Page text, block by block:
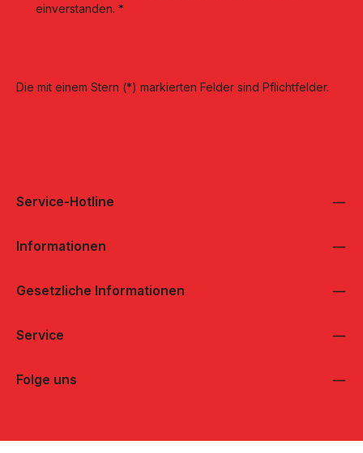
einverstanden. *
Die mit einem Stern (*) markierten Felder sind Pflichtfelder.
Service-Hotline
Informationen
Gesetzliche Informationen
Service
Folge uns